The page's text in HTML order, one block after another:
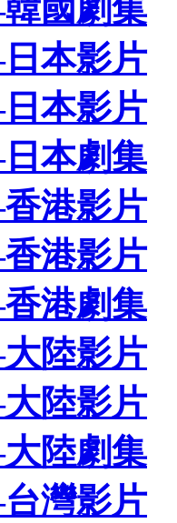
國劇集
本影片
本影片
本劇集
港影片
港影片
港劇集
陸影片
陸影片
陸劇集
灣影片